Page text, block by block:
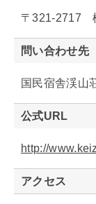
〒321-2717
問い合わせ先
国民宿舎渓
公式URL
http://
アクセス